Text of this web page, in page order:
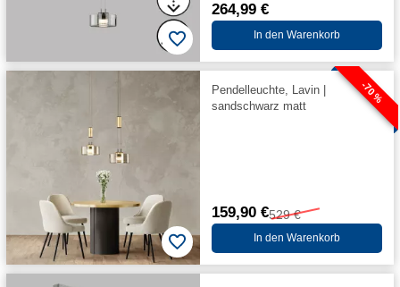
264,99 €
In den Warenkorb
-70 %
Pendelleuchte, Lavin |
sandschwarz matt
159,90 €529 €
In den Warenkorb